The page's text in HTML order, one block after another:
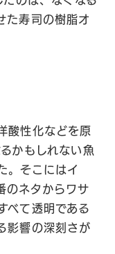
た寿司の樹脂オ
酸性化などを原
かもしれない魚
。そこにはイ
のネタからワサ
べて透明である
影響の深刻さが